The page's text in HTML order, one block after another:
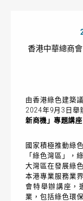
香港中華總商
由香港綠色建築
2024年9月3日舉
新商機」專題講座
國家積極推動綠
「綠色灣區」，
大灣區在發展綠
本港專業服務業
會特舉辦講座，
業，包括綠色環